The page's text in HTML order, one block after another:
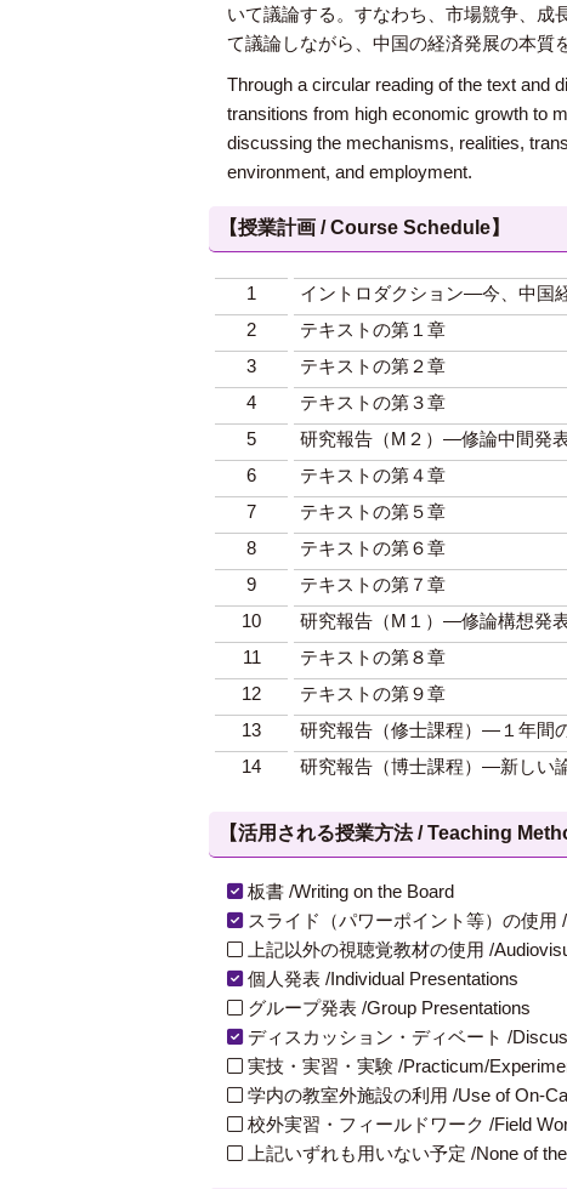
いて議論する。すなわち、市場競争、成
て議論しながら、中国の経済発展の本質
Through a circular reading of the text and
transitions from high economic growth to
discussing the mechanisms, realities,
environment, and employment.
【授業計画 / Course Schedule】
1
イントロダクション―今、中国
2
テキストの第１章
3
テキストの第２章
4
テキストの第３章
5
研究報告（M２）―修論中間発
6
テキストの第４章
7
テキストの第５章
8
テキストの第６章
9
テキストの第７章
10
研究報告（M１）―修論構想発
11
テキストの第８章
12
テキストの第９章
13
研究報告（修士課程）―１年間
14
研究報告（博士課程）―新しい
【活用される授業方法 / Teaching
板書 /Writing on the Board
スライド（パワーポイント等）の使用
上記以外の視聴覚教材の使用 /
個人発表 /Individual Presentations
グループ発表 /Group Presentations
ディスカッション・ディベート /
実技・実習・実験 /Practicum/
学内の教室外施設の利用 /Use of On-
校外実習・フィールドワーク /Field
上記いずれも用いない予定 /None of